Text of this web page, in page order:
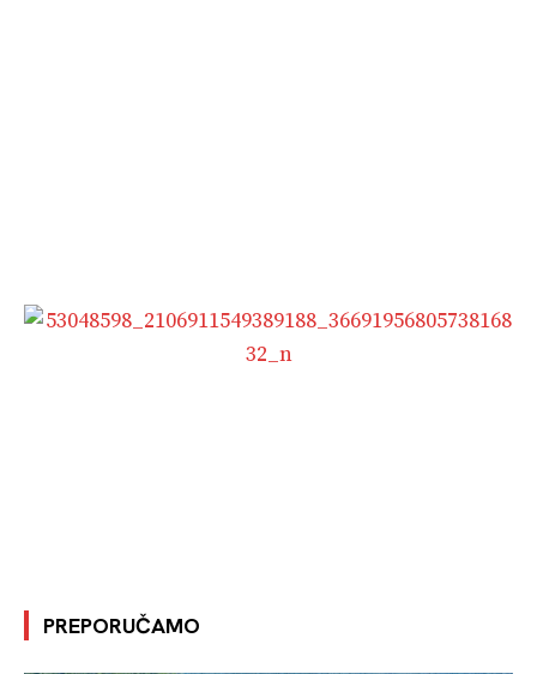
PREPORUČAMO